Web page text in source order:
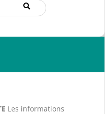
Les informations